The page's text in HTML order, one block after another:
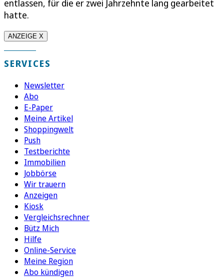
entlassen, für die er zwei Jahrzehnte lang gearbeitet
hatte.
ANZEIGE X
SERVICES
Newsletter
Abo
E-Paper
Meine Artikel
Shoppingwelt
Push
Testberichte
Immobilien
Jobbörse
Wir trauern
Anzeigen
Kiosk
Vergleichsrechner
Bütz Mich
Hilfe
Online-Service
Meine Region
Abo kündigen